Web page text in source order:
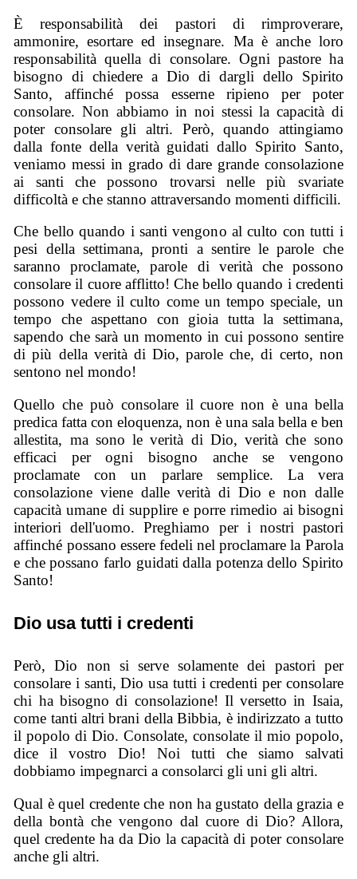
È responsabilità dei pastori di rimproverare,
ammonire, esortare ed insegnare. Ma è anche loro
responsabilità quella di consolare. Ogni pastore ha
bisogno di chiedere a Dio di dargli dello Spirito
Santo, affinché possa esserne ripieno per poter
consolare. Non abbiamo in noi stessi la capacità di
poter consolare gli altri. Però, quando attingiamo
dalla fonte della verità guidati dallo Spirito Santo,
veniamo messi in grado di dare grande consolazione
ai santi che possono trovarsi nelle più svariate
difficoltà e che stanno attraversando momenti difficili.
Che bello quando i santi vengono al culto con tutti i
pesi della settimana, pronti a sentire le parole che
saranno proclamate, parole di verità che possono
consolare il cuore afflitto! Che bello quando i credenti
possono vedere il culto come un tempo speciale, un
tempo che aspettano con gioia tutta la settimana,
sapendo che sarà un momento in cui possono sentire
di più della verità di Dio, parole che, di certo, non
sentono nel mondo!
Quello che può consolare il cuore non è una bella
predica fatta con eloquenza, non è una sala bella e ben
allestita, ma sono le verità di Dio, verità che sono
efficaci per ogni bisogno anche se vengono
proclamate con un parlare semplice. La vera
consolazione viene dalle verità di Dio e non dalle
capacità umane di supplire e porre rimedio ai bisogni
interiori dell'uomo. Preghiamo per i nostri pastori
affinché possano essere fedeli nel proclamare la Parola
e che possano farlo guidati dalla potenza dello Spirito
Santo!
Dio usa tutti i credenti
Però, Dio non si serve solamente dei pastori per
consolare i santi, Dio usa tutti i credenti per consolare
chi ha bisogno di consolazione! Il versetto in Isaia,
come tanti altri brani della Bibbia, è indirizzato a tutto
il popolo di Dio. Consolate, consolate il mio popolo,
dice il vostro Dio! Noi tutti che siamo salvati
dobbiamo impegnarci a consolarci gli uni gli altri.
Qual è quel credente che non ha gustato della grazia e
della bontà che vengono dal cuore di Dio? Allora,
quel credente ha da Dio la capacità di poter consolare
anche gli altri.